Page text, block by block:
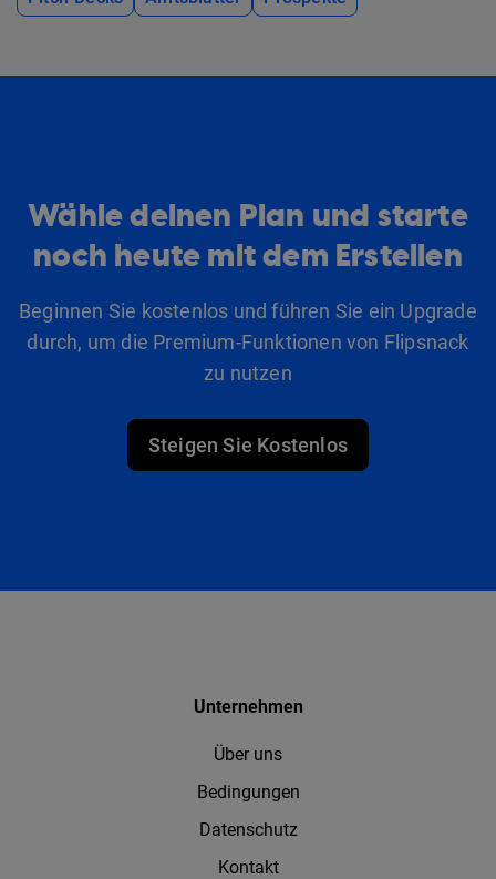
Wähle deinen Plan und starte
noch heute mit dem Erstellen
Beginnen Sie kostenlos und führen Sie ein Upgrade
durch, um die Premium-Funktionen von Flipsnack
zu nutzen
Steigen Sie Kostenlos
Unternehmen
Über uns
Bedingungen
Datenschutz
Kontakt